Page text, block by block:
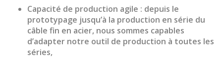
décolleté
épaulée
Embouts de
gaines corps
Capacité de production agile : depuis le
prototypage jusqu’à la production en série du
câble fin en acier, nous sommes capables
d’adapter notre outil de production à toutes les
séries,